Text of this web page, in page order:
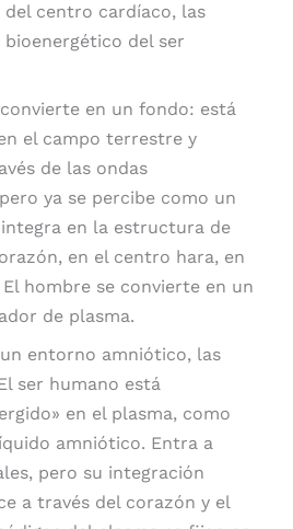
del centro cardíaco, las
del ser
en un fondo: está
el campo terrestre y
de las ondas
ya se percibe como un
en la estructura de
en el centro hara, en
hombre se convierte en un
de plasma.
entorno amniótico, las
ser humano está
en el plasma, como
amniótico. Entra a
pero su integración
a través del corazón y el